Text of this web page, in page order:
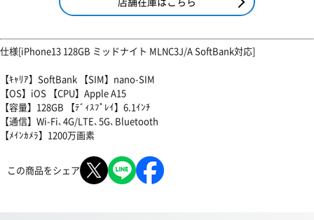
仕様[iPhone13 128GB ミッドナイト MLNC3J/A SoftBank対応]
【ｷｬﾘｱ】SoftBank 【SIM】nano-SIM
【OS】iOS 【CPU】Apple A15
【容量】128GB 【ﾃﾞｨｽﾌﾟﾚｲ】6.1ｲﾝﾁ
【通信】Wi-Fi､4G/LTE､5G､Bluetooth
【ﾒｲﾝｶﾒﾗ】1200万画素
この商品をシェア